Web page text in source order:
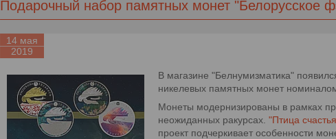
Подарочный набор памятных монет "Белорусское
14 мая
2019
В магазине "Белнумизматика"
никелевых памятных монет
Монеты модернизированы в рамках
неожиданных ракурсах. "Птица
проект подчеркивает особенности